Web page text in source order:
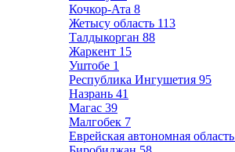
Кочкор-Ата 8
Жетысу область 113
Талдыкорган 88
Жаркент 15
Уштобе 1
Республика Ингушетия 95
Назрань 41
Магас 39
Малгобек 7
Еврейская автономная область